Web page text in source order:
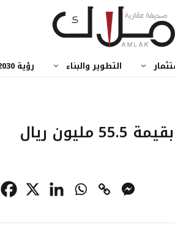
التطوير والبناء رؤية 2030
ريال